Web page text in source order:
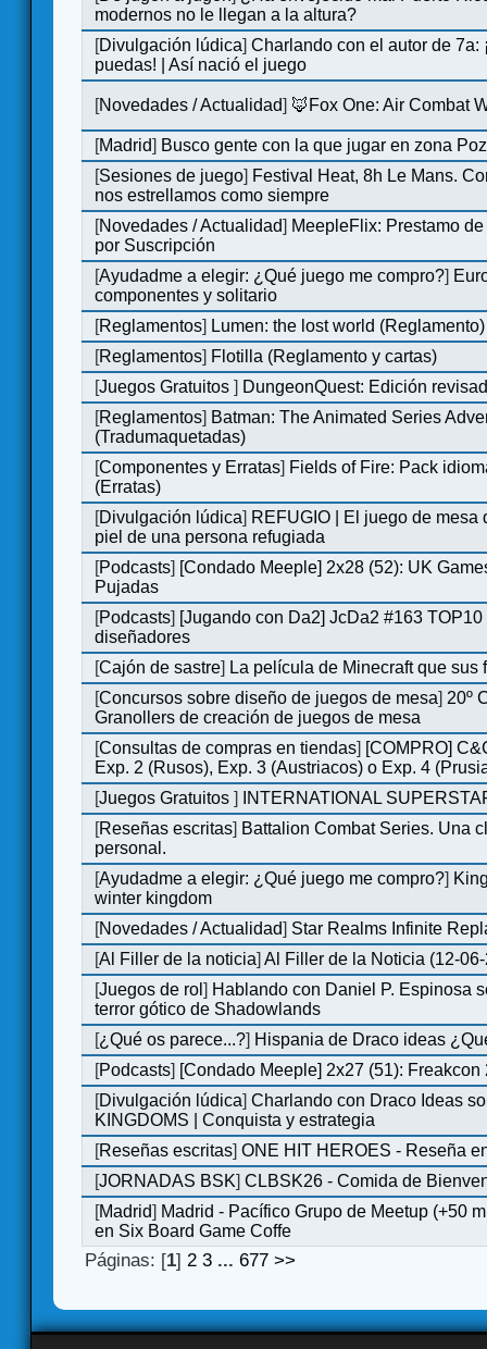
modernos no le llegan a la altura?
[Divulgación lúdica]Charlando con el autor de 7a:
puedas! | Así nació el juego
[Novedades / Actualidad] 🦊Fox One: Air Combat
[Madrid] Busco gente con la que jugar en zona
[Sesiones de juego] Festival Heat, 8h Le Mans.
nos estrellamos como siempre
[Novedades / Actualidad] MeepleFlix: Prestamo
por Suscripción
[Ayudadme a elegir: ¿Qué juego me compro?]
componentes y solitario
[Reglamentos] Lumen: the lost world (Reglamento)
[Reglamentos] Flotilla (Reglamento y cartas)
[Juegos Gratuitos] DungeonQuest: Edición
[Reglamentos] Batman: The Animated Series
(Tradumaquetadas)
[Componentes y Erratas] Fields of Fire: Pack
(Erratas)
[Divulgación lúdica] REFUGIO | El juego de mesa
piel de una persona refugiada
[Podcasts] [Condado Meeple] 2x28 (52): UK
Pujadas
[Podcasts] [Jugando con Da2] JcDa2 #163
diseñadores
[Cajón de sastre] La película de Minecraft que sus
[Concursos sobre diseño de juegos de mesa] 20º
Granollers de creación de juegos de mesa
[Consultas de compras en tiendas] [COMPRO]
Exp. 2 (Rusos), Exp. 3 (Austriacos) o Exp. 4
[Juegos Gratuitos]
INTERNATIONAL
[Reseñas escritas] Battalion Combat Series. Una
personal.
[Ayudadme a elegir: ¿Qué juego me compro?]
winter kingdom
[Novedades / Actualidad] Star Realms Infinite
[Al Filler de la noticia]Al Filler de la Noticia (12-
[Juegos de rol] Hablando con Daniel P. Espinosa
terror gótico de Shadowlands
[¿Qué os parece...?] Hispania de Draco ideas
[Podcasts] [Condado Meeple] 2x27 (51): Freakcon
[Divulgación lúdica]Charlando con Draco Ideas
KINGDOMS | Conquista y estrategia
[Reseñas escritas]ONE HIT HEROES - Reseña
[JORNADAS BSK]CLBSK26 - Comida de
[Madrid] Madrid - Pacífico Grupo de Meetup (+50
en Six Board Game Coffe
Páginas: [1]2 3 ...677 >>